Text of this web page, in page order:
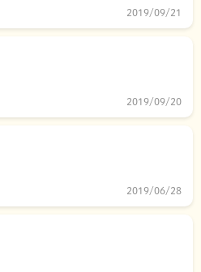
2019/09/21
2019/09/20
2019/06/28